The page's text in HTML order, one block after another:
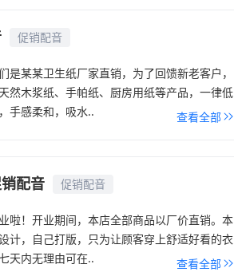
促销配音
是某某卫生纸厂家直销，为了回馈新老客户，
然木浆纸、手帕纸、厨房用纸等产品，一律低
手感柔和，吸水..
查看全部
配音 促销配音
啦！开业期间，本店全部商品以厂价直销。本
计，自己打版，只为让顾客穿上舒适好看的衣
天内无理由可在..
查看全部